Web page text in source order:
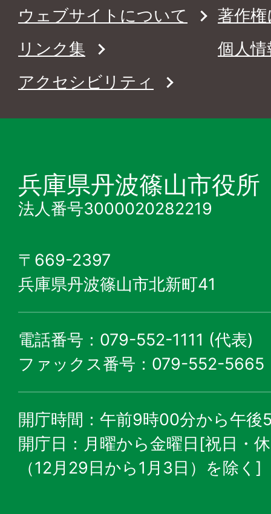
ウェブサイトについて
著作
リンク集
個人
アクセシビリティ
兵庫県丹波篠山市役所
法人番号3000020282219
〒669-2397
兵庫県丹波篠山市北新町41
電話番号：079-552-1111 (代表)
ファックス番号：079-552-5665
開庁時間：午前9時00分から午後
開庁日：月曜から金曜日[祝日・
（12月29日から1月3日）を除く]